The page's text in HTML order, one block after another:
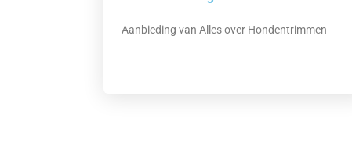
Aanbieding van Alles over Hondentrimmen